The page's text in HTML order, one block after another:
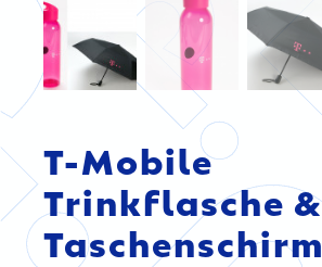
T-Mobile
Trinkflasche &
Taschenschirm